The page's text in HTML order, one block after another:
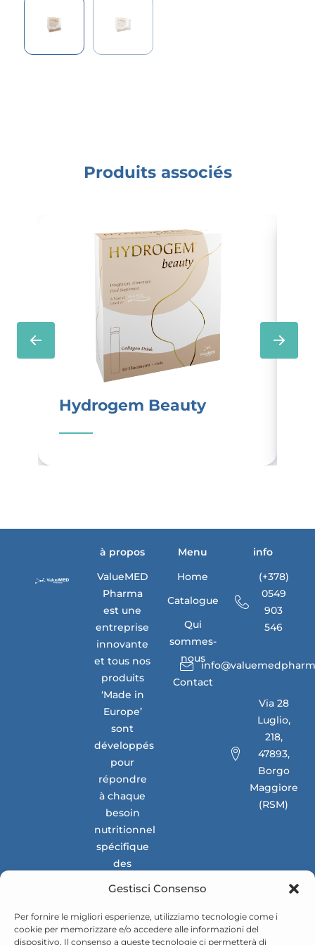
Gestisci Consenso
Per fornire le migliori esperienze, utilizziamo tecnologie come i
cookie per memorizzare e/o accedere alle informazioni del
dispositivo. Il consenso a queste tecnologie ci permetterà di
Produits associés
Hydrogem Beauty
à propos
ValueMED
Pharma
est une
entreprise
innovante
et tous nos
produits
‘Made in
Europe’
sont
développés
pour
répondre
à chaque
besoin
nutritionnel
spécifique
des
et
internationaux.
Menu
Home
Catalogue
Qui
sommes-
nous
Contact
info
(+378)
0549
903
546
Via 28
Luglio,
218,
47893,
Borgo
Maggiore
(RSM)